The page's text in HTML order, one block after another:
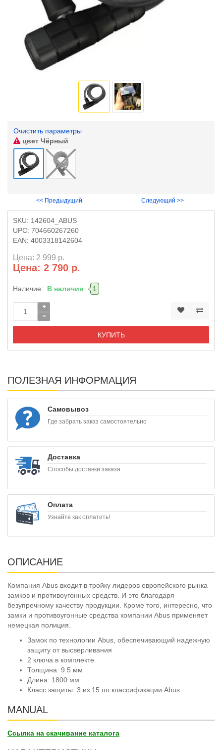
Очистить параметры
цвет Чёрный
<< Предыдущий Следующий >>
SKU: 142604_ABUS
UPC: 704660267260
EAN: 4003318142604
Цена: 2 999 р.
Цена: 2 790 р.
Наличие: В наличии 1
КУПИТЬ
ПОЛЕЗНАЯ ИНФОРМАЦИЯ
Самовывоз
Где забрать заказ самостоятельно
Доставка
Способы доставки заказа
Оплата
Узнайте как оплатить!
ОПИСАНИЕ
Компания Abus входит в тройку лидеров европейского рынка
замков и противоугонных средств. И это благодаря
безупречному качеству продукции. Кроме того, интересно, что
замки и противоугонные средства компании Abus применяет
немецкая полиция.
Замок по технологии Abus, обеспечивающий надежную
защиту от высверливания
2 ключа в комплекте
Толщина: 9.5 мм
Длина: 1800 мм
Класс защиты: 3 из 15 по классификации Abus
MANUAL
Ссылка на скачивание каталога